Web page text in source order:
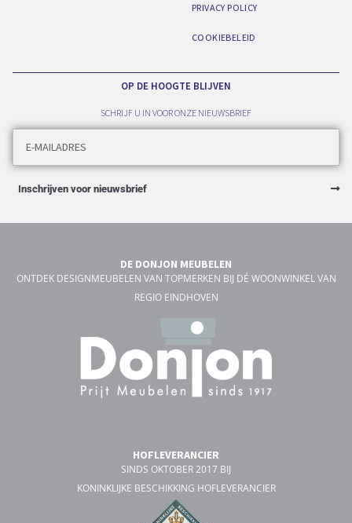
PRIVACY POLICY
COOKIEBELEID
OP DE HOOGTE BLIJVEN
SCHRIJF U IN VOOR ONZE NIEUWSBRIEF
Inschrijven voor nieuwsbrief
DE DONJON MEUBELEN
ONTDEK DESIGNMEUBELEN VAN TOPMERKEN BIJ DÉ WOONWINKEL VAN
REGIO EINDHOVEN
HOFLEVERANCIER
SINDS OKTOBER 2017 BIJ
KONINKLIJKE BESCHIKKING HOFLEVERANCIER